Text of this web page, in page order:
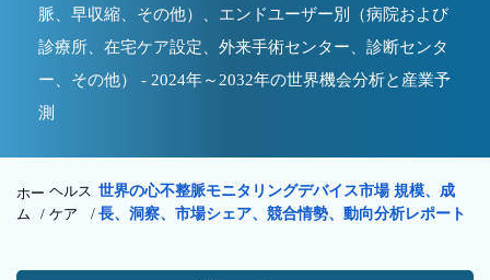
脈、早収縮、その他）、エンドユーザー別（病院および
診療所、在宅ケア設定、外来手術センター、診断センタ
ー、その他） - 2024年～2032年の世界機会分析と産業予
測
ホー
ム /
ヘルス
ケア /
世界の心不整脈モニタリングデバイス市場 規模、成
長、洞察、市場シェア、競合情勢、動向分析レポート